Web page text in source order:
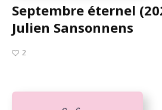
Septembre éternel
Julien Sansonnens
2